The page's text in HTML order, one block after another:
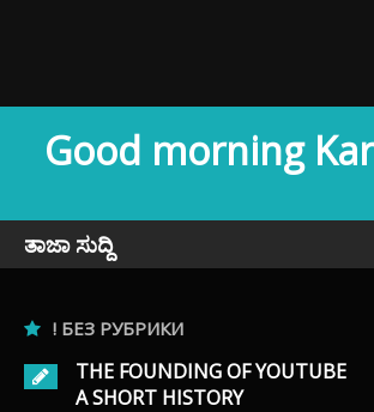
Good morning
ತಾಜಾ ಸುದ್ದಿ
! БЕЗ РУБРИКИ
THE FOUNDING OF YOUTUBE
A SHORT HISTORY